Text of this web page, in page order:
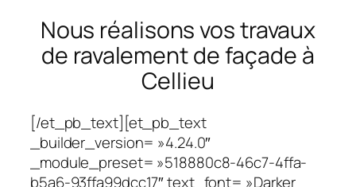
Nous réalisons vos travaux
de ravalement de façade à
Cellieu
[/et_pb_text][et_pb_text
_builder_version= »4.24.0″
_module_preset= »518880c8-46c7-4ffa-
b5a6-93ffa99dcc17″ text_font= »Darker